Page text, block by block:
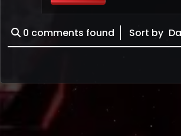
0 comments found Sort by